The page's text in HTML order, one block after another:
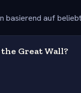
basierend auf
Great Wall?